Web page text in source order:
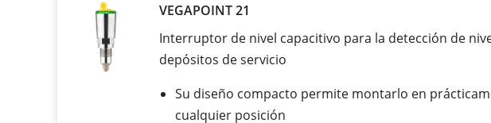
VEGAPOINT 21
Interruptor de nivel capacitivo para la detección de
depósitos de servicio
Su diseño compacto permite montarlo en
cualquier posición